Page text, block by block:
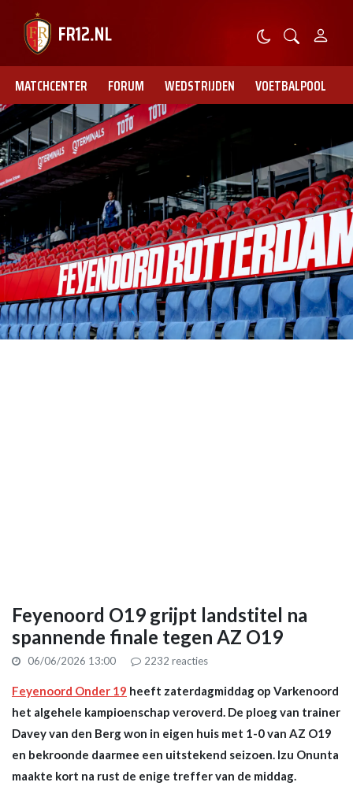
MATCHCENTER FORUM WEDSTRIJDEN VOETBALPOOL
Feyenoord O19 grijpt landstitel na
spannende finale tegen AZ O19
06/06/2026 13:00 2232 reacties
Feyenoord Onder 19 heeft zaterdagmiddag op Varkenoord
het algehele kampioenschap veroverd. De ploeg van trainer
Davey van den Berg won in eigen huis met 1-0 van AZ O19
en bekroonde daarmee een uitstekend seizoen. Izu Onunta
maakte kort na rust de enige treffer van de middag.